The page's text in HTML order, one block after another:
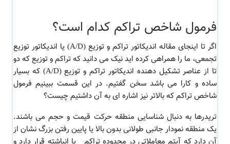
فرمول شاخص تراکم کدام است؟
اگر تا اینجای مقاله
اندیکاتور تراکم و توزیع (A/D) یا اندیکاتور توزیع
تجمعی، ما را همراهی کرده اید نیک می دانید که تراکم و توزیع که دو
تا از عناصر تشکیل دهنده اندیکاتور تراکم و توزیع (A/D) که بسیار
ساده و کارا می باشد سخن گفتیم. در این قسمت ببینیم فرمول
شاخص تراکم که بالاتر نیز اشاره ای به آن داشتیم چیست؟
تریدرهابه دنبال شناسایی منطقه حرکت قیمت و حجم می باشند.
یک منطقه نمودار جانبی طولانی بدون بالا یا پایین رفتن بزرگ نشان از
آن دارد که آیتم معاملاتی در محدوده تراکم یا انباشته قرار دارد و